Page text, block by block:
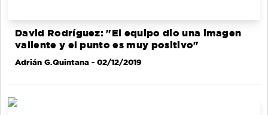
David Rodríguez: "El equipo dio una imagen
valiente y el punto es muy positivo"
Adrián G.Quintana - 02/12/2019